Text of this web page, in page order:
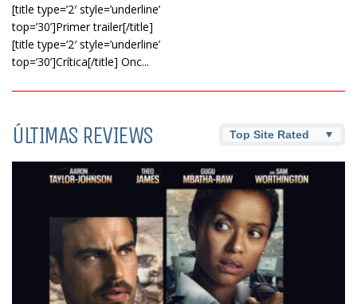
[title type=’2′ style=’underline’
top=’30’]Primer trailer[/title]
[title type=’2′ style=’underline’
top=’30’]Crítica[/title] Onc...
ÚLTIMAS REVIEWS